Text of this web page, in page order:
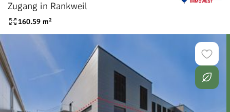
Zugang in Rankweil
160.59 m²